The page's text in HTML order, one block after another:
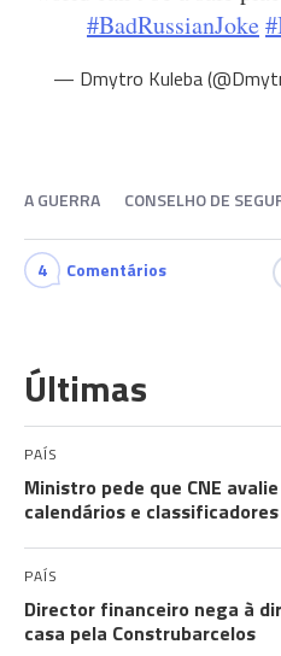
#BadRussianJoke
— Dmytro Kuleba
A GUERRA CONSELHO DE
4 Comentários
Últimas
PAÍS
Ministro pede que CNE
calendários e classificadores
PAÍS
Director financeiro nega à
casa pela Construbarcelos